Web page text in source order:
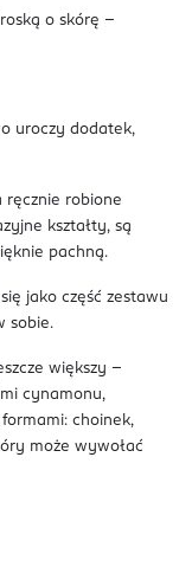
o skórę –
uroczy dodatek,
ręcznie robione
kształty, są
pachną.
jako część zestawu
sobie.
większy –
cynamonu,
choinek,
może wywołać